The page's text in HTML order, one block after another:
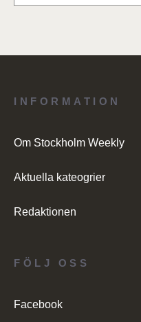
INFORMATION
Om Stockholm Weekly
Aktuella kateogrier
Redaktionen
FÖLJ OSS
Facebook